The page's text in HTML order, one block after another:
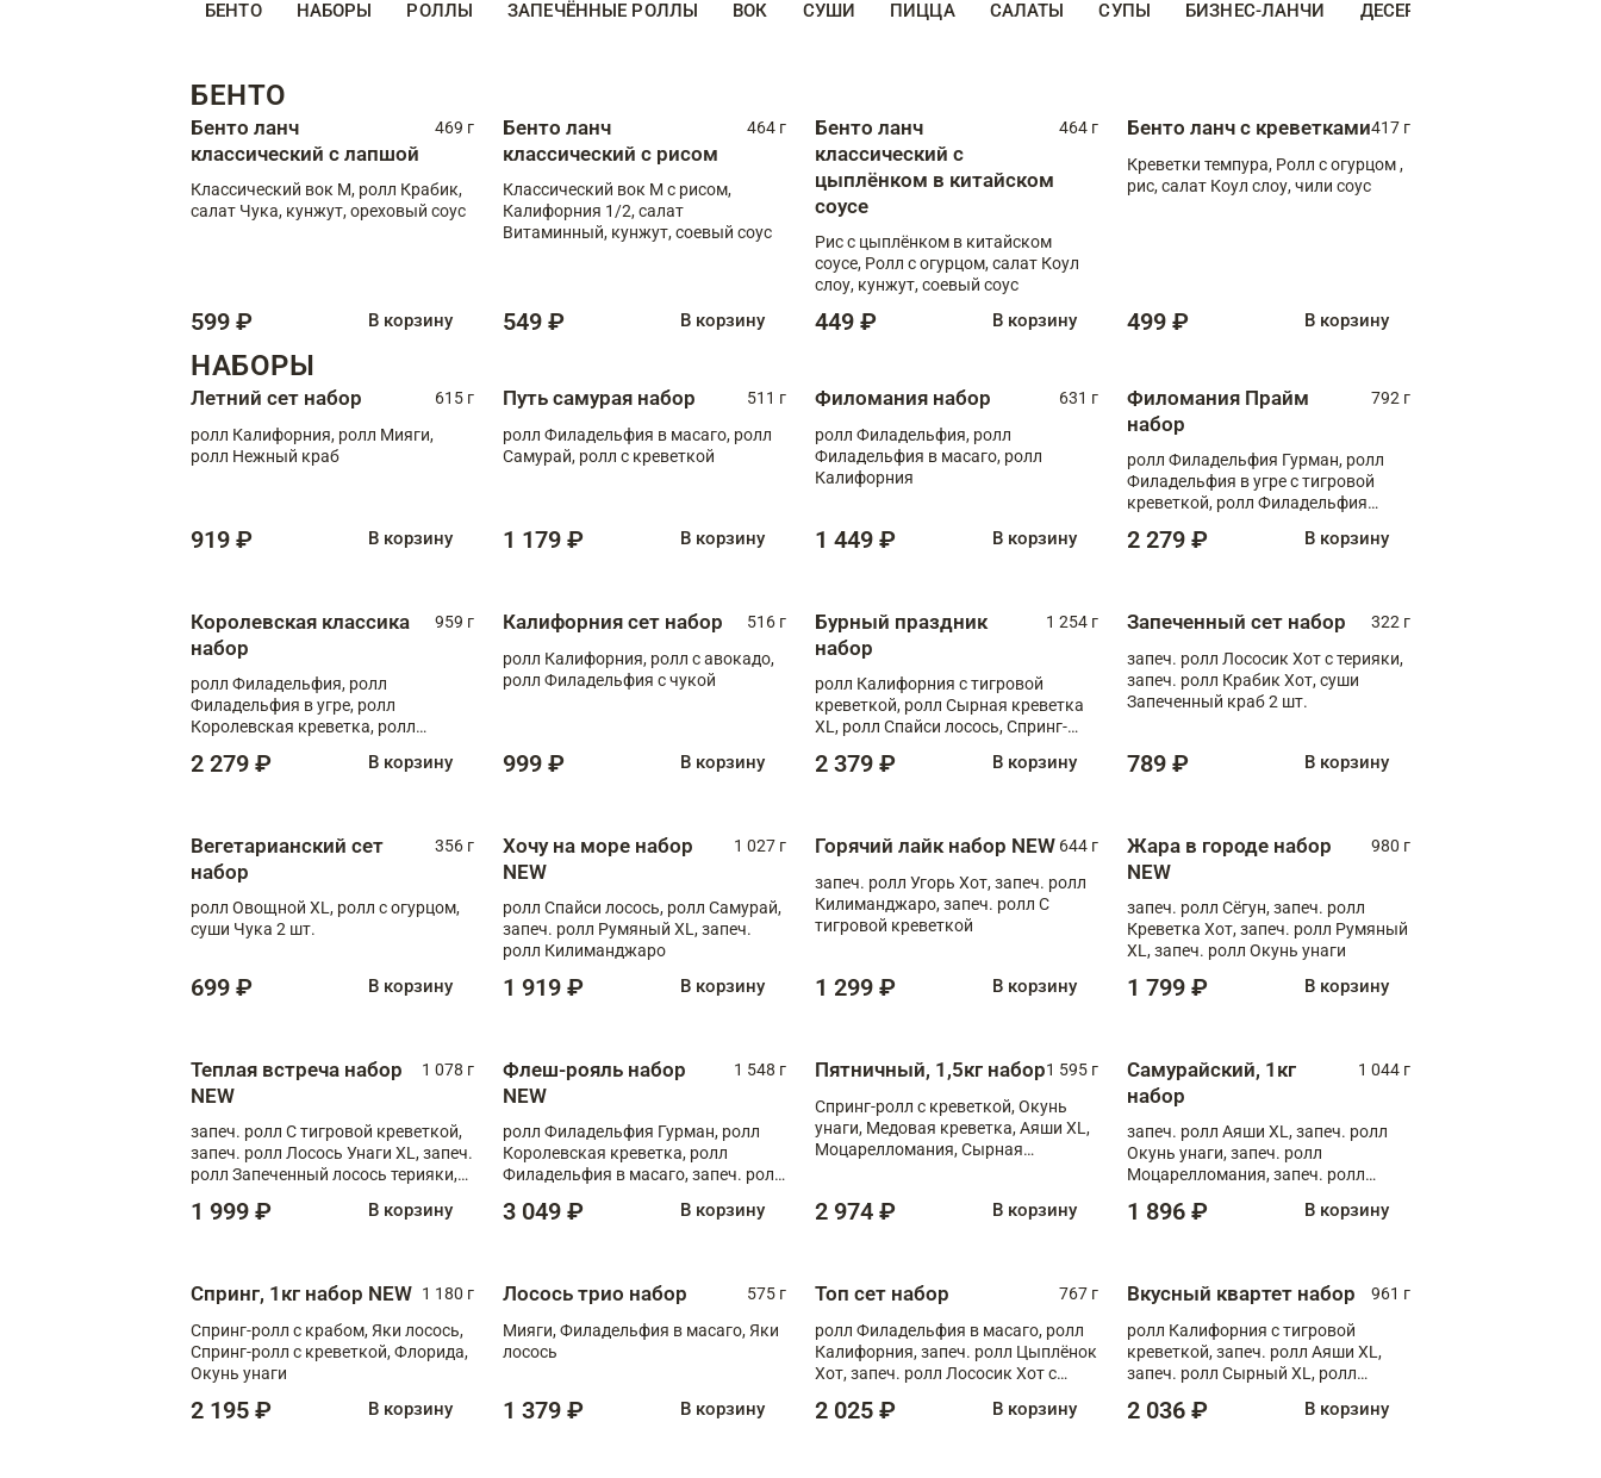
БЕНТО НАБОРЫ РОЛЛЫ ЗАПЕЧЁННЫЕ РОЛЛЫ ВОК СУШИ ПИЦЦА САЛАТЫ СУПЫ БИЗНЕС-ЛАНЧИ ДЕСЕРТЫ
БЕНТО
Бенто ланч
классический с лапшой
469 г
Классический вок М, ролл Крабик,
салат Чука, кунжут, ореховый соус
599 ₽ В корзину
Бенто ланч
классический с рисом
464 г
Классический вок М с рисом,
Калифорния 1/2, салат
Витаминный, кунжут, соевый соус
549 ₽ В корзину
Бенто ланч
классический с
цыплёнком в китайском
соусе
464 г
Рис с цыплёнком в китайском
соусе, Ролл с огурцом, салат Коул
слоу, кунжут, соевый соус
449 ₽ В корзину
Бенто ланч с креветками417 г
Креветки темпура, Ролл с огурцом ,
рис, салат Коул слоу, чили соус
499 ₽ В корзину
НАБОРЫ
Летний сет набор
615 г
ролл Калифорния, ролл Мияги,
ролл Нежный краб
919 ₽ В корзину
Путь самурая набор
511 г
ролл Филадельфия в масаго, ролл
Самурай, ролл с креветкой
1 179 ₽ В корзину
Филомания набор
631 г
ролл Филадельфия, ролл
Филадельфия в масаго, ролл
Калифорния
1 449 ₽ В корзину
Филомания Прайм
набор
792 г
ролл Филадельфия Гурман, ролл
Филадельфия в угре с тигровой
креветкой, ролл Филадельфия
2 279 ₽ В корзину
Королевская классика
набор
959 г
ролл Филадельфия, ролл
Филадельфия в угре, ролл
Королевская креветка, ролл
2 279 ₽ В корзину
Калифорния сет набор
516 г
ролл Калифорния, ролл с авокадо,
ролл Филадельфия с чукой
999 ₽ В корзину
Бурный праздник
набор
1 254 г
ролл Калифорния с тигровой
креветкой, ролл Сырная креветка
XL, ролл Спайси лосось, Спринг-
Медовая креветка
2 379 ₽ В корзину
Запеченный сет набор
322 г
запеч. ролл Лососик Хот с терияки,
запеч. ролл Крабик Хот, суши
Запеченный краб 2 шт.
789 ₽ В корзину
Вегетарианский сет
набор
356 г
ролл Овощной XL, ролл с огурцом,
суши Чука 2 шт.
699 ₽ В корзину
Хочу на море набор
NEW
1 027 г
ролл Спайси лосось, ролл Самурай,
запеч. ролл Румяный XL, запеч.
ролл Килиманджаро
1 919 ₽ В корзину
Горячий лайк набор NEW 644 г
запеч. ролл Угорь Хот, запеч. ролл
Килиманджаро, запеч. ролл С
тигровой креветкой
1 299 ₽ В корзину
Жара в городе набор
NEW
980 г
запеч. ролл Сёгун, запеч. ролл
Креветка Хот, запеч. ролл Румяный
XL, запеч. ролл Окунь унаги
1 799 ₽ В корзину
Теплая встреча набор
NEW
1 078 г
запеч. ролл С тигровой креветкой,
запеч. ролл Лосось Унаги XL, запеч.
ролл Запеченный лосось терияки,
1 999 ₽ В корзину
Флеш-рояль набор
NEW
1 548 г
ролл Филадельфия Гурман, ролл
Королевская креветка, ролл
Филадельфия в масаго, запеч. ролл
Тигровая креветка с моцареллой,
3 049 ₽ В корзину
Пятничный, 1,5кг набор1 595 г
Спринг-ролл с креветкой, Окунь
унаги, Медовая креветка, Аяши XL,
Моцарелломания, Сырная
2 974 ₽ В корзину
Самурайский, 1кг
набор
1 044 г
запеч. ролл Аяши XL, запеч. ролл
Окунь унаги, запеч. ролл
Моцарелломания, запеч. ролл
1 896 ₽ В корзину
Спринг, 1кг набор NEW 1 180 г
Спринг-ролл с крабом, Яки лосось,
Спринг-ролл с креветкой, Флорида,
Окунь унаги
2 195 ₽ В корзину
Лосось трио набор
575 г
Мияги, Филадельфия в масаго, Яки
лосось
1 379 ₽ В корзину
Топ сет набор
767 г
ролл Филадельфия в масаго, ролл
Калифорния, запеч. ролл Цыплёнок
Хот, запеч. ролл Лососик Хот с
2 025 ₽ В корзину
Вкусный квартет набор
961 г
ролл Калифорния с тигровой
креветкой, запеч. ролл Аяши XL,
запеч. ролл Сырный XL, ролл
2 036 ₽ В корзину